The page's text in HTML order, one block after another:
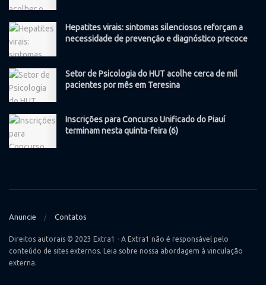
Hepatites virais: sintomas silenciosos reforçam a
necessidade de prevenção e diagnóstico precoce
Setor de Psicologia do HUT acolhe cerca de mil
pacientes por mês em Teresina
Inscrições para Concurso Unificado do Piauí
terminam nesta quinta-feira (6)
Anuncie Contatos
Direitos autorais © 2023 Extra1 - A Extra1 não é responsável pelo
conteúdo de sites externos. Leia sobre nossa abordagem à vinculação
externa.